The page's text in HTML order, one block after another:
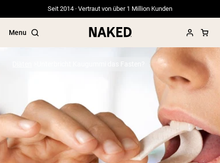
Seit 2014 · Vertraut von über 1 Million Kunden
Menu
Beliebte Suchbegriffe
”Protein Powder“
”Overnight Oats“
”Vegan protein“
”Collagen“
”Micellar Casein“